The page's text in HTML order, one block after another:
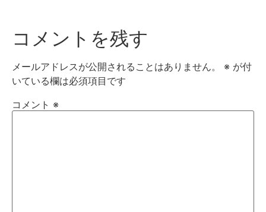
コメントを残す
メールアドレスが公開されることはありません。 ※ が付
いている欄は必須項目です
コメント ※